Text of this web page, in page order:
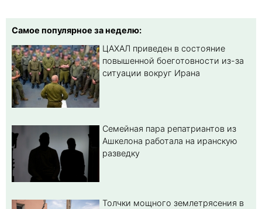
Самое популярное за неделю:
ЦАХАЛ приведен в состояние
повышенной боеготовности из-за
ситуации вокруг Ирана
Семейная пара репатриантов из
Ашкелона работала на иранскую
разведку
Толчки мощного землетрясения в